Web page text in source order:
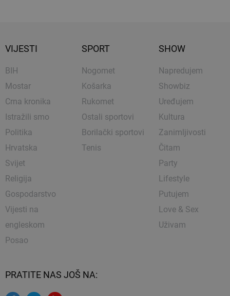
VIJESTI
BIH
Mostar
Crna kronika
Istražili smo
Politika
Hrvatska
Svijet
Religija
Gospodarstvo
Vijesti na
engleskom
Posao
SPORT
Nogomet
Košarka
Rukomet
Ostali sportovi
Borilački sportovi
Tenis
SHOW
Napredujem
Showbiz
Uređujem
Kultura
Zanimljivosti
Čitam
Party
Lifestyle
Putujem
Love & Sex
Uživam
PRATITE NAS JOŠ NA: